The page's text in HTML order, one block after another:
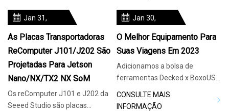
Jan 31,
As Placas Transportadoras
ReComputer J101/J202 São
Projetadas Para Jetson
Nano/NX/TX2 NX SoM
Os reComputer J101 e J202 da
Seeed Studio são placas
Jan 30,
O Melhor Equipamento Para
Suas Viagens Em 2023
Adicionamos a bolsa de
ferramentas Decked x BoxoUSA
faça-você-mesmo,
CONSULTE MAIS
INFORMAÇÃO